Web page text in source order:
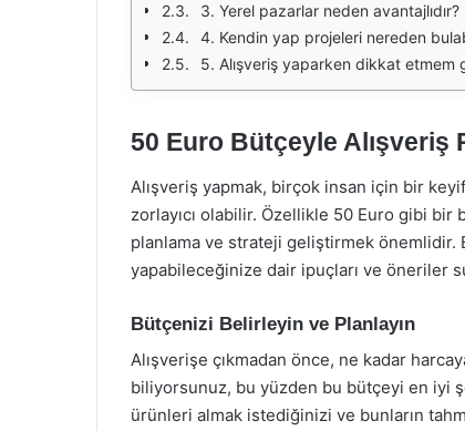
3. Yerel pazarlar neden avantajlıdır?
4. Kendin yap projeleri nereden
5. Alışveriş yaparken dikkat etmem
50 Euro Bütçeyle Alışveriş
Alışveriş yapmak, birçok insan için bir
zorlayıcı olabilir. Özellikle 50 Euro gibi
planlama ve strateji geliştirmek önemlidir.
yapabileceğinize dair ipuçları ve öneriler
Bütçenizi Belirleyin ve Planlayın
Alışverişe çıkmadan önce, ne kadar
biliyorsunuz, bu yüzden bu bütçeyi en iyi
ürünleri almak istediğinizi ve bunların